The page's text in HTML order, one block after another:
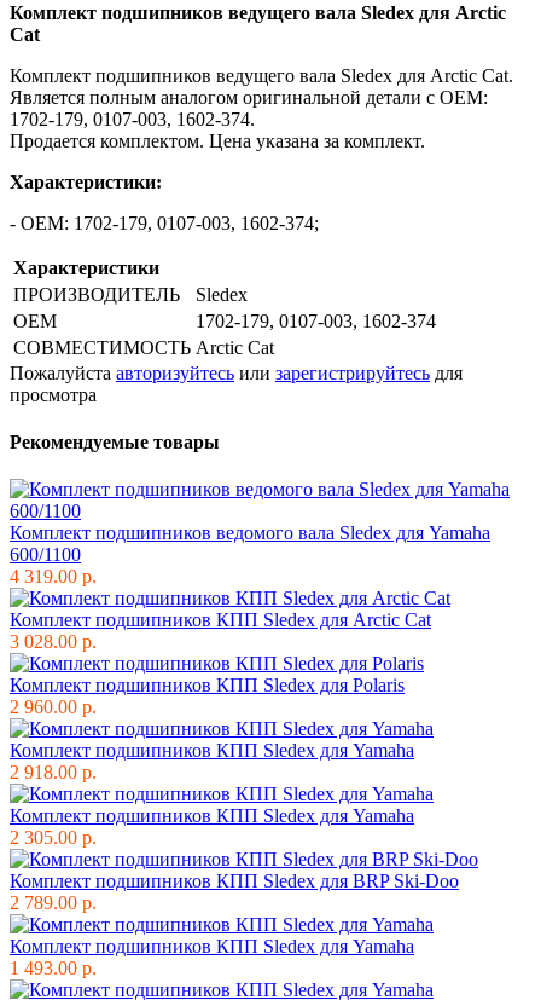
Комплект подшипников ведущего вала Sledex для Arctic
Cat
Комплект подшипников ведущего вала Sledex для Arctic Cat.
Является полным аналогом оригинальной детали с ОЕМ:
1702-179, 0107-003, 1602-374.
Продается комплектом. Цена указана за комплект.
Характеристики:
- ОЕМ: 1702-179, 0107-003, 1602-374;
Характеристики
ПРОИЗВОДИТЕЛЬ
Sledex
OEM
1702-179, 0107-003, 1602-374
СОВМЕСТИМОСТЬ Arctic Cat
Пожалуйста авторизуйтесь или зарегистрируйтесь для
просмотра
Рекомендуемые товары
Комплект подшипников ведомого вала Sledex для Yamaha
600/1100
4 319.00 р.
Комплект подшипников КПП Sledex для Arctic Cat
3 028.00 р.
Комплект подшипников КПП Sledex для Polaris
2 960.00 р.
Комплект подшипников КПП Sledex для Yamaha
2 918.00 р.
Комплект подшипников КПП Sledex для Yamaha
2 305.00 р.
Комплект подшипников КПП Sledex для BRP Ski-Doo
2 789.00 р.
Комплект подшипников КПП Sledex для Yamaha
1 493.00 р.